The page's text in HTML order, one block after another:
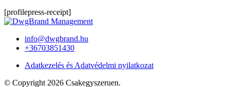
[profilepress-receipt]
info@dwgbrand.hu
+36703851430
Adatkezelés és Adatvédelmi nyilatkozat
© Copyright 2026 Csakegyszeruen.